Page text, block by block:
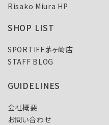
Risako Miura HP
SHOP LIST
SPORTIFF茅ヶ崎店
STAFF BLOG
GUIDELINES
会社概要
お問い合わせ